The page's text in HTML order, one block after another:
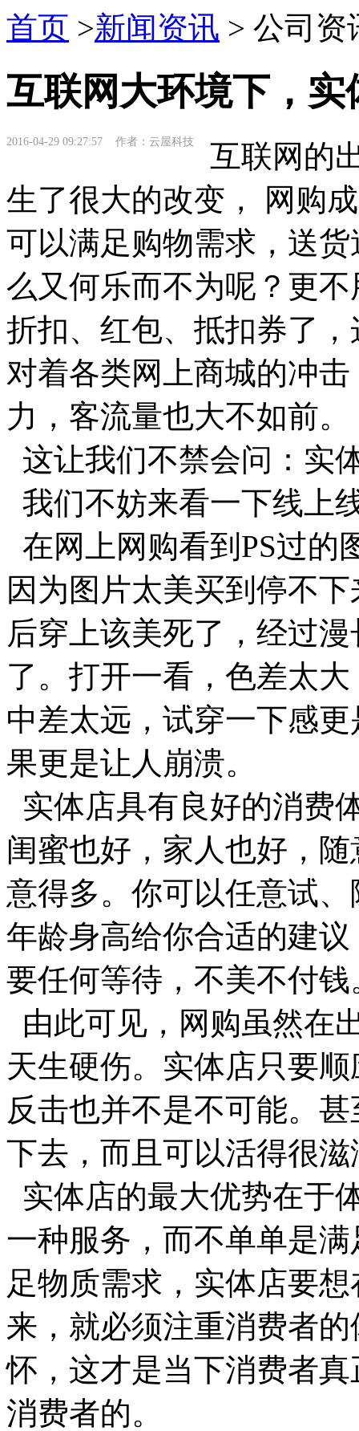
首页 >新闻资讯 > 公司资
互联网大环境下，
2016-04-29 09:27:57 作者：云屋科技
互联网的
生了很大的改变， 网购
可以满足购物需求，送
么又何乐而不为呢？更
折扣、红包、抵扣券了
对着各类网上商城的冲
力，客流量也大不如前。
这让我们不禁会问：实
我们不妨来看一下线上
在网上网购看到PS过的
因为图片太美买到停不
后穿上该美死了，经过
了。打开一看，色差太
中差太远，试穿一下感
果更是让人崩溃。
实体店具有良好的消费
闺蜜也好，家人也好，
意得多。你可以任意试
年龄身高给你合适的建
要任何等待，不美不付钱
由此可见，网购虽然在
天生硬伤。实体店只要
反击也并不是不可能。
下去，而且可以活得很滋
实体店的最大优势在于
一种服务，而不单单是
足物质需求，实体店要
来，就必须注重消费者
怀，这才是当下消费者
消费者的。